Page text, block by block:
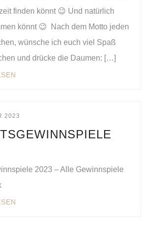
finden könnt 😉 Und natürlich
könnt 😉 Nach dem Motto jeden
wünsche ich euch viel Spaß
und drücke die Daumen: […]
2023
2023 – Alle Gewinnspiele